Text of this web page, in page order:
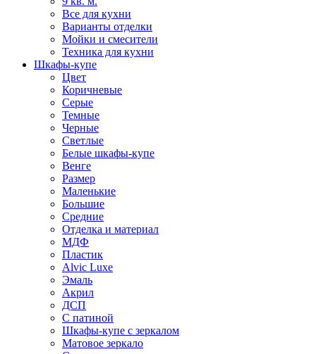
Все для кухни
Варианты отделки
Мойки и смесители
Техника для кухни
Шкафы-купе
Цвет
Коричневые
Серые
Темные
Черные
Светлые
Белые шкафы-купе
Венге
Размер
Маленькие
Большие
Средние
Отделка и материал
МДФ
Пластик
Alvic Luxe
Эмаль
Акрил
ДСП
С патиной
Шкафы-купе с зеркалом
Матовое зеркало